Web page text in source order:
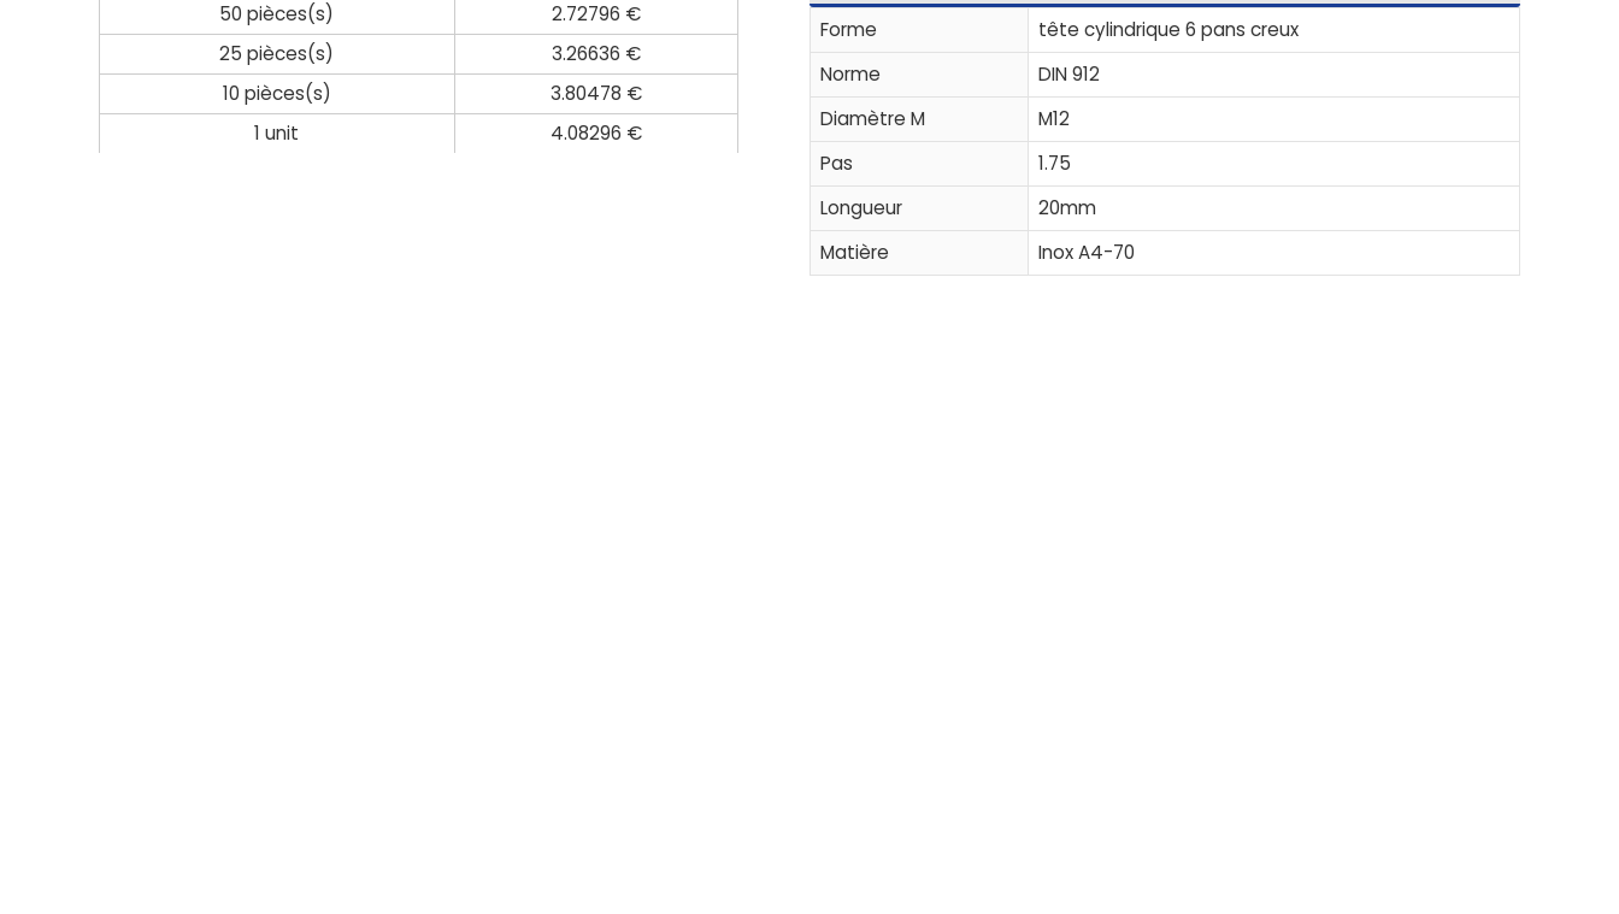
50 pièces(s)
2.72796 €
25 pièces(s)
3.26636 €
10 pièces(s)
3.80478 €
1 unit
4.08296 €
Forme
tête cylindrique 6 pans creux
Norme
DIN 912
Diamètre M
M12
Pas
1.75
Longueur
20mm
Matière
Inox A4-70